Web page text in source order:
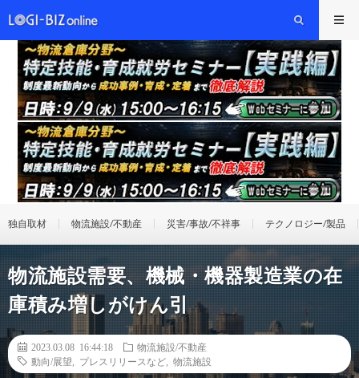
独自取材 物流施設/不動産 災害/事故/不祥事 テクノロジー/製品
物流施設需要、機械・機器製造業の在
庫積み増しがけん引
2023.03.08 16:44:18
物流施設/不動産
動向/展望
プレスリリースなど 物流施設